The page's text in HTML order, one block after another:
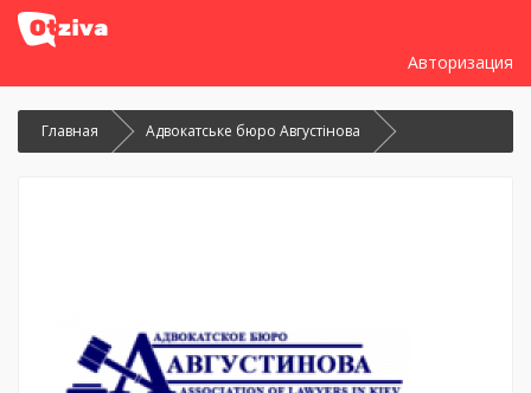
Авторизация
Главная Адвокатське бюро Августінова